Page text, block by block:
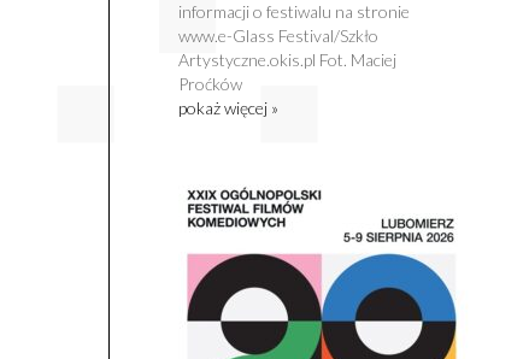
informacji o festiwalu na stronie
www.e-Glass Festival/Szkło
Artystyczne.okis.pl Fot. Maciej
Proćków
pokaż więcej »